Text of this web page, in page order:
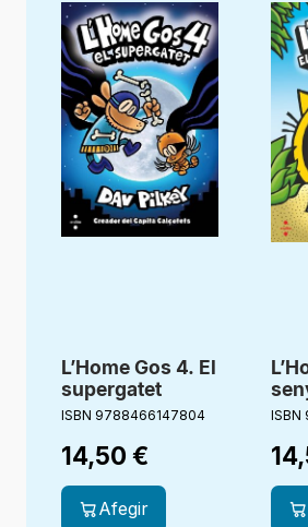
L’Home Gos 4. El
supergatet
ISBN 9788466147804
14,50 €
Afegir
ISBN